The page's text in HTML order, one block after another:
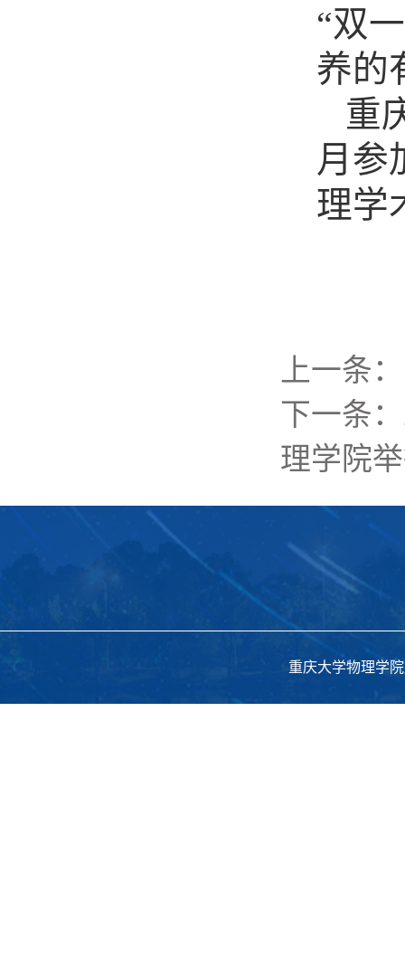
“双
养的
重
月参
理学
上一条：
下一条：
理学院
重庆大学物理学